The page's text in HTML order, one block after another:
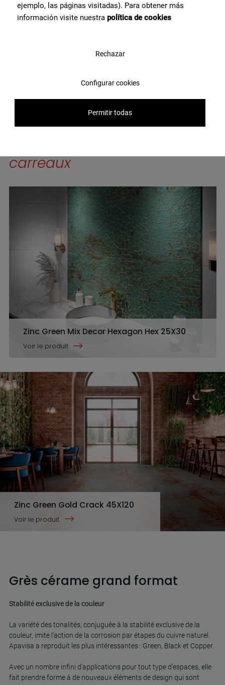
carreaux
Zinc Green Mix Decor Hexagon Hex 25X30
Voir le produit
Zinc Green Gold Crack 45X120
Voir le produit
Grès cérame grand format
Stabilité exclusive de la couleur
La variété des tonalités, conjuguée à la stabilité exclusive de la
couleur, imite l’action de la corrosion par étapes du cuivre naturel.
Apavisa a reproduit les plus intéressantes : Green, Black et Copper.
Avec un nombre infini d’applications pour tout type d’espaces, elle
fait prendre forme à de nouveaux éléments de design qui sont
ejemplo, las páginas visitadas). Para obtener más
información visite nuestra política de cookies
Rechazar
Configurar cookies
Permitir todas